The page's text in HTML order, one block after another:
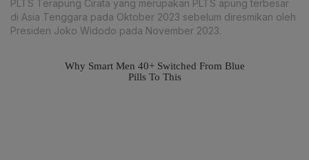
PLTS Terapung Cirata yang merupakan PLTS apung terbesar
di Asia Tenggara pada Oktober 2023 sebelum diresmikan oleh
Presiden Joko Widodo pada November 2023.